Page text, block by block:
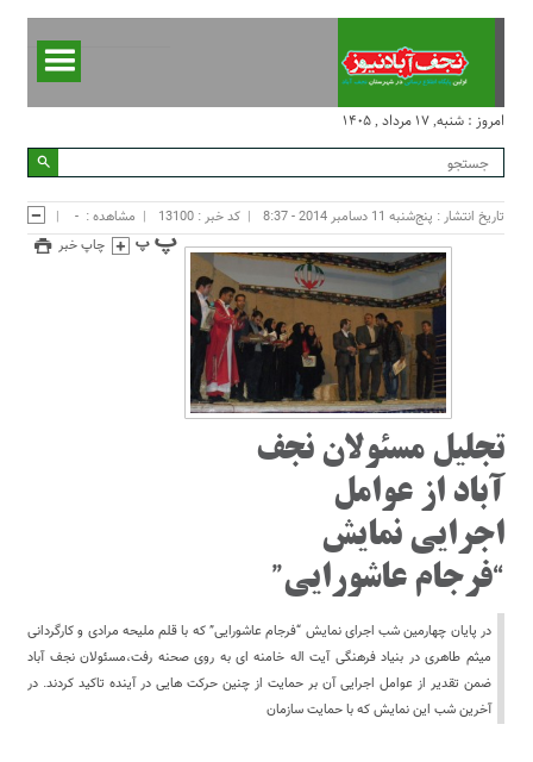
امروز : شنبه, ۱۷ مرداد , ۱۴۰۵
تاریخ انتشار : پنج‌شنبه 11 دسامبر 2014 - 8:37 کد خبر : 13100 مشاهده : -
چاپ خبر
تجلیل مسئولان نجف
آباد از عوامل
اجرایی نمایش
“فرجام عاشورایی”
در پایان چهارمین شب اجرای نمایش “فرجام عاشورایی” که با قلم ملیحه مرادی و کارگردانی
میثم طاهری در بنیاد فرهنگی آیت اله خامنه ای به روی صحنه رفت،مسئولان نجف آباد
ضمن تقدیر از عوامل اجرایی آن بر حمایت از چنین حرکت هایی در آینده تاکید کردند. در
آخرین شب این نمایش که با حمایت سازمان